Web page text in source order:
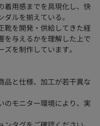
着用感までを具現化し、快
ルを揃えている。
靴を開発・供給してきた経
を与えるかを理解した上で
を制作しています。
と仕様、加工が若干異な
モニター環境により、実